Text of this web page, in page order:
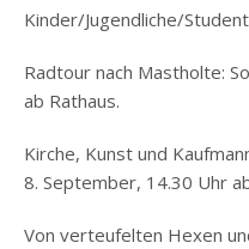
Kinder/Jugendliche/
Radtour nach Mastholte:
ab Rathaus.
Kirche, Kunst und
8. September, 14.30 Uhr
Von verteufelten Hexen